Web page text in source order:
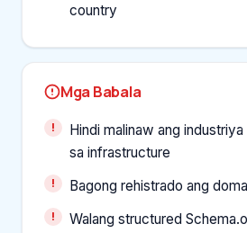
country
Mga Babala
Hindi malinaw ang
sa infrastructure
Bagong rehistrado ang
Walang structured